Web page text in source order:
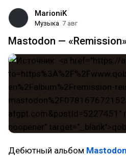
MarioniK
Музыка 7 авг
Mastodon —
Дебютный альбом Mastodon